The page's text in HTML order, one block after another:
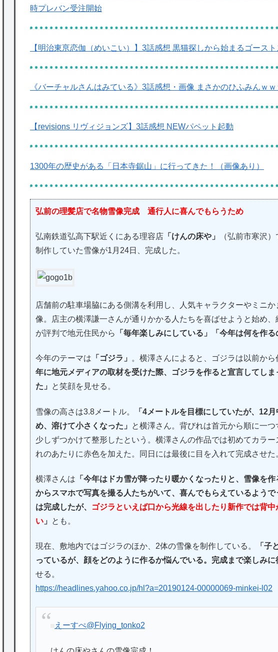
時プレバン受注開始
【明治東亰恋伽（めいこい）】3話感想 黒猫探しから始まるゴースト
《バーチャルさんはみている》3話感想・画像 まさかのひふみんｗｗ
【revisions リヴィジョンズ】3話感想 NEWパペット起動
1300年の歴史がある「日本寺鋸山」に行ってきた！（画像あり）
弘前の理髪店で名物雪像完成 通行人に喜んでもらうため
弘南鉄道弘高下駅近くにある理容店 「けんの床や」
（弘前市寒沢）
制作していた雪像が1月24日、完成した。
店舗前の駐車場脇にある側溝を利用し、人気キャラクターやミニ
像。店主の横澤謙一さんが通りかかる人たちを喜ばせようと始め
が評判で地元住民から
「毎年楽しみにしている」「今年は何を作る
今年のテーマは 「ゴジラ」 。横澤さんによると、ゴジラは以前から
年に地元メディアの取材を受けた際、ゴジラを作ると宣言してし
た」
と笑顔を見せる。
雪像の高さは3.8メートル。
「4メートルを目標にしていたが、12
め、溶けて小さくなった」
と横澤さん。背びれは首元から順に一
少しずつかけて整形したという。横澤さんの作品では初めてカラ
れのあたりに赤色を加えた。同日には最後に目を入れて完成させた
横澤さんは 「今年はドカ雪が降ったり暖かくなったりと、雪像を
からスマホで写真を撮る人たちがいて、喜んでもらえているようで
は完成したが、
ゴジラといえば口から光線を出したり新作では背
い 」 とも。
現在、敷地内ではゴジラのほか、2体の雪像を制作している。
「子
っているが、顔をどのように作るか悩んでいる。完成まで楽しみに
せる。
https://headlines.yahoo.co.jp/hl?a=20190124-00000069-minkei-l02
えーすぺ@Flying_tonko2